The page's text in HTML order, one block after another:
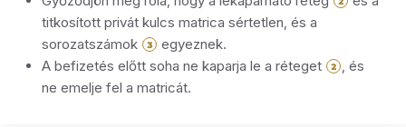
titkosított privát kulcs matrica sértetlen, és a
sorozatszámok
3
egyeznek.
A befizetés előtt soha ne kaparja le a réteget
2
, és
ne emelje fel a matricát.